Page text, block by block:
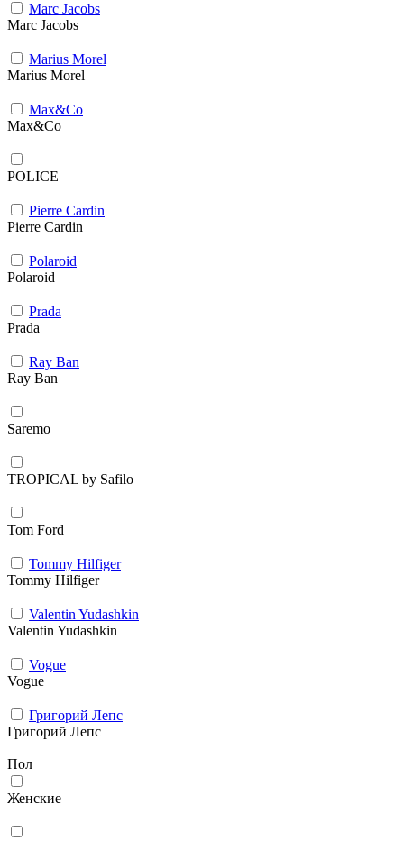
Marc Jacobs
Marc Jacobs
Marius Morel
Marius Morel
Max&Co
Max&Co
POLICE
Pierre Cardin
Pierre Cardin
Polaroid
Polaroid
Prada
Prada
Ray Ban
Ray Ban
Saremo
TROPICAL by Safilo
Tom Ford
Tommy Hilfiger
Tommy Hilfiger
Valentin Yudashkin
Valentin Yudashkin
Vogue
Vogue
Григорий Лепс
Григорий Лепс
Пол
Женские